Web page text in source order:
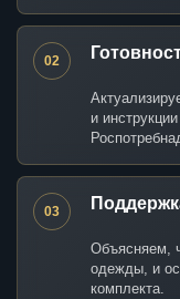
02
и
03
Объясняем,
одежды, и
комплекта.